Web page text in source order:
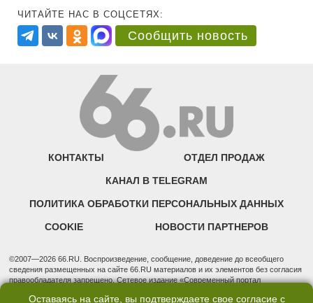
ЧИТАЙТЕ НАС В СОЦСЕТЯХ:
Сообщить новость
КОНТАКТЫ ОТДЕЛ ПРОДАЖ
КАНАЛ В TELEGRAM
ПОЛИТИКА ОБРАБОТКИ ПЕРСОНАЛЬНЫХ ДАННЫХ
COOKIE НОВОСТИ ПАРТНЕРОВ
©2007—2026 66.RU. Воспроизведение, сообщение, доведение до всеобщего
сведения размещенных на сайте 66.RU материалов и их элементов без согласия
правообладателя запрещено. Сетевое издание «Современный портал
надзору в сфере связи, информационных технологий и массовых коммуникаций
Оставаясь на сайте, вы подтверждаете свое согласие с